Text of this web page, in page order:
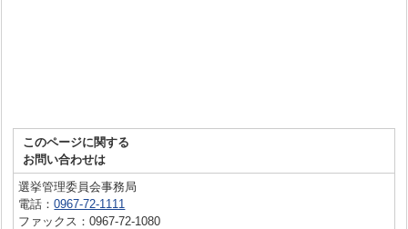
このページに関する
お問い合わせは
選挙管理委員会事務局
電話：0967-72-1111
ファックス：0967-72-1080